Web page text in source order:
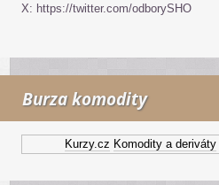
X: https://twitter.com/odborySHO
Burza komodity
Kurzy.cz Komodity a deriváty